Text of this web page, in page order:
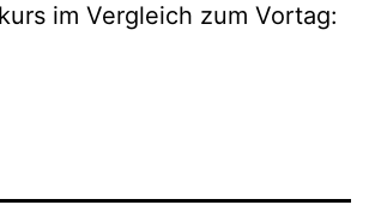
im Vergleich zum Vortag: